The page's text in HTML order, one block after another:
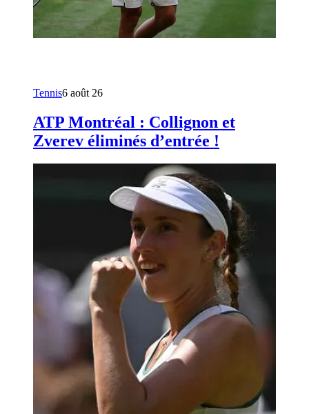
Tennis6 août 26
ATP Montréal : Collignon et
Zverev éliminés d’entrée !